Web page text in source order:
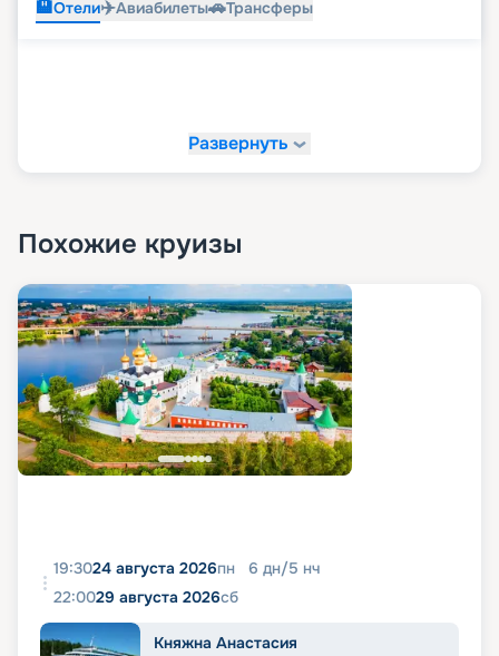
🏨Отели✈️Авиабилеты🚗Трансферы
Развернуть
Похожие круизы
19:3024 августа 2026пн 6 дн/5 нч
22:0029 августа 2026сб
Княжна Анастасия